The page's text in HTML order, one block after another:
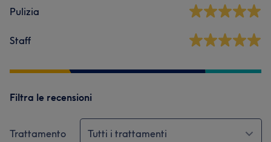
Pulizia
Staff
Filtra le recensioni
Trattamento Tutti i trattamenti